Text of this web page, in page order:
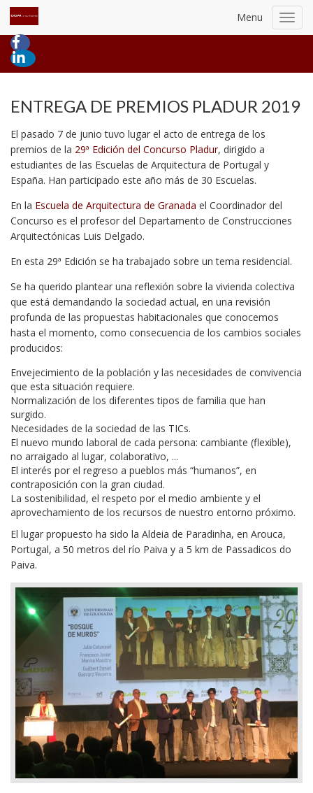
Menu
ENTREGA DE PREMIOS PLADUR 2019
El pasado 7 de junio tuvo lugar el acto de entrega de los
premios de la 29ª Edición del Concurso Pladur, dirigido a
estudiantes de las Escuelas de Arquitectura de Portugal y
España. Han participado este año más de 30 Escuelas.
En la Escuela de Arquitectura de Granada el Coordinador del
Concurso es el profesor del Departamento de Construcciones
Arquitectónicas Luis Delgado.
En esta 29ª Edición se ha trabajado sobre un tema residencial.
Se ha querido plantear una reflexión sobre la vivienda colectiva
que está demandando la sociedad actual, en una revisión
profunda de las propuestas habitacionales que conocemos
hasta el momento, como consecuencia de los cambios sociales
producidos:
Envejecimiento de la población y las necesidades de convivencia
que esta situación requiere.
Normalización de los diferentes tipos de familia que han
surgido.
Necesidades de la sociedad de las TICs.
El nuevo mundo laboral de cada persona: cambiante (flexible),
no arraigado al lugar, colaborativo, ...
El interés por el regreso a pueblos más “humanos”, en
contraposición con la gran ciudad.
La sostenibilidad, el respeto por el medio ambiente y el
aprovechamiento de los recursos de nuestro entorno próximo.
El lugar propuesto ha sido la Aldeia de Paradinha, en Arouca,
Portugal, a 50 metros del río Paiva y a 5 km de Passadicos do
Paiva.